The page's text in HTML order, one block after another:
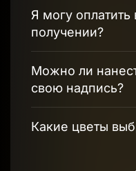
Я могу оплатить
получении?
Можно ли
свою надпись?
Какие цветы